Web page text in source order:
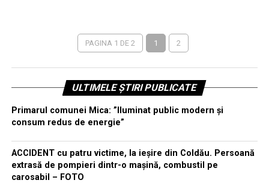
PAGINA 1 DE 2 1 2
ULTIMELE ȘTIRI PUBLICATE
Primarul comunei Mica: ”Iluminat public modern și
consum redus de energie”
ACCIDENT cu patru victime, la ieșire din Coldău. Persoană
extrasă de pompieri dintr-o mașină, combustil pe
carosabil – FOTO